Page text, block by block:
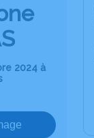
2024 à